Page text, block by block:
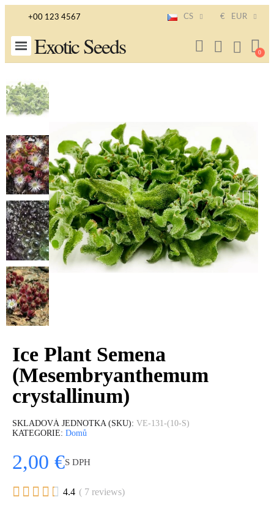
+00 123 4567 CS € EUR
Exotic Seeds
Ice Plant Semena
(Mesembryanthemum
crystallinum)
SKLADOVÁ JEDNOTKA (SKU) VE-131-(10-S)
KATEGORIE Domů
2,00 €S DPH
     4.4 ( 7 reviews)